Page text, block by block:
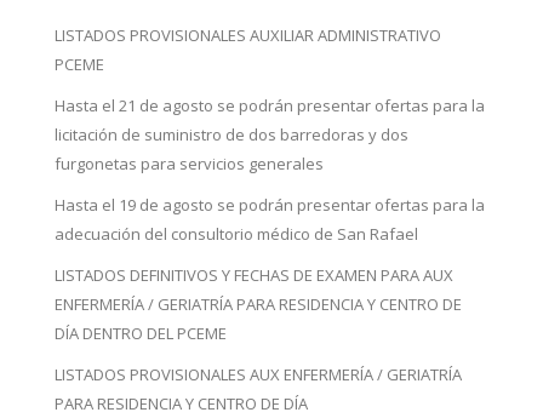
LISTADOS PROVISIONALES AUXILIAR ADMINISTRATIVO
PCEME
Hasta el 21 de agosto se podrán presentar ofertas para la
licitación de suministro de dos barredoras y dos
furgonetas para servicios generales
Hasta el 19 de agosto se podrán presentar ofertas para la
adecuación del consultorio médico de San Rafael
LISTADOS DEFINITIVOS Y FECHAS DE EXAMEN PARA AUX
ENFERMERÍA / GERIATRÍA PARA RESIDENCIA Y CENTRO DE
DÍA DENTRO DEL PCEME
LISTADOS PROVISIONALES AUX ENFERMERÍA / GERIATRÍA
PARA RESIDENCIA Y CENTRO DE DÍA